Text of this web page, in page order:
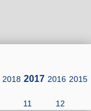
2018 2017 2016 2015
11 12